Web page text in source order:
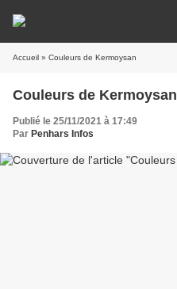
Accueil » Couleurs de Kermoysan
Couleurs de Kermoysan
Publié le 25/11/2021 à 17:49
Par Penhars Infos